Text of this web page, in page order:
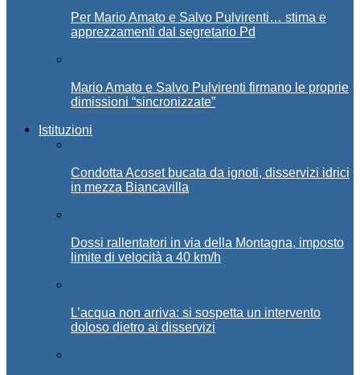
Per Mario Amato e Salvo Pulvirenti… stima e
apprezzamenti dal segretario Pd
Mario Amato e Salvo Pulvirenti firmano le proprie
dimissioni “sincronizzate”
Istituzioni
Condotta Acoset bucata da ignoti, disservizi idrici
in mezza Biancavilla
Dossi rallentatori in via della Montagna, imposto
limite di velocità a 40 km/h
L’acqua non arriva: si sospetta un intervento
doloso dietro ai disservizi